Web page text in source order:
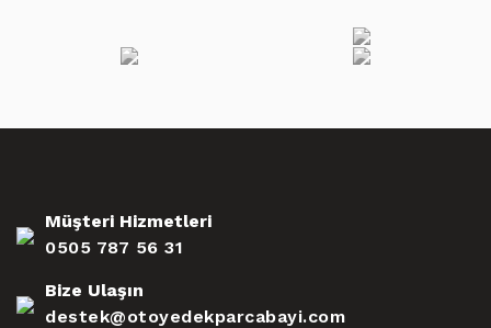
Müşteri Hizmetleri
0505 787 56 31
Bize Ulaşın
destek@otoyedekparcabayi.com